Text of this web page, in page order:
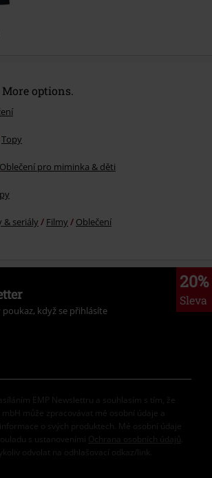
options.
Topy
Oblečení pro miminka & děti
& seriály Filmy Oblečení
20%
Sleva
poukaz, když se přihlásíte
EMP Newslettru a souhlasím s tím, že
mbH může zpracovávat mé osobní údaje a
o svých produktech. Mé osobní údaje
s ustanoveními
Ochrana osobních údajů
odvolat na odhlašovací odkaz/link.